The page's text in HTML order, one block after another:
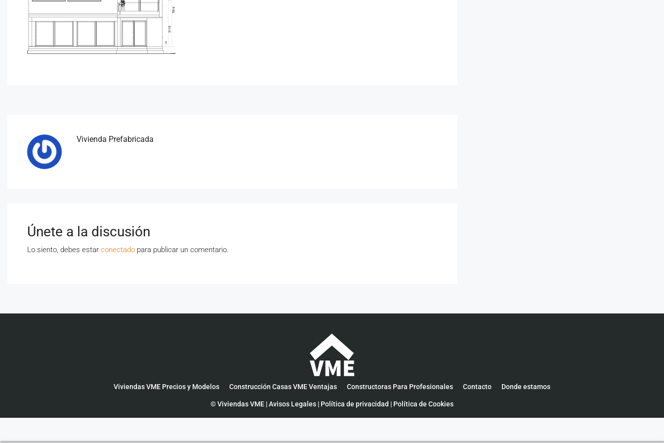
Vivienda Prefabricada
Únete a la discusión
Lo siento, debes estar conectado para publicar un comentario.
Viviendas VME Precios y Modelos Construcción Casas VME Ventajas Constructoras Para Profesionales Contacto Donde estamos
© Viviendas VME |Avisos Legales | Política de privacidad | Política de Cookies